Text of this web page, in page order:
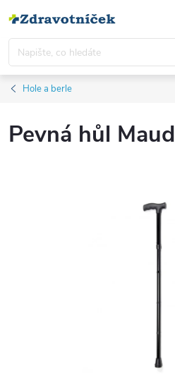
Hole a berle
Pevná hůl Maud